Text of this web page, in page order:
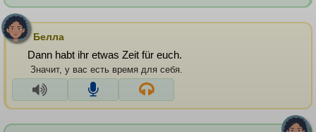
Белла
Dann habt ihr etwas Zeit für euch.
Значит, у вас есть время для себя.